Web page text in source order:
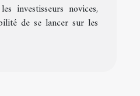
investisseurs novices,
de se lancer sur les